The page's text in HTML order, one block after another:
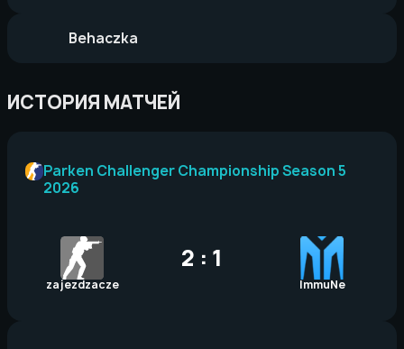
Behaczka
ИСТОРИЯ МАТЧЕЙ
zajezdzacze
2 : 1
ImmuNe
Parken Challenger Championship Season 5
2026